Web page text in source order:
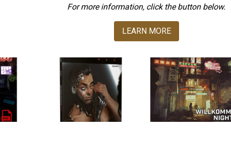
For more information, click the button below.
LEARN MORE